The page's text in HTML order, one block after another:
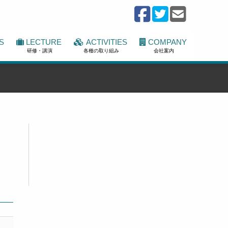
LECTURE
研修・講演
ACTIVITIES
各種の取り組み
COMPANY
会社案内